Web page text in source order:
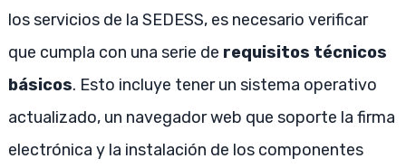
los servicios de la SEDESS, es necesario verificar
que cumpla con una serie de requisitos técnicos
básicos. Esto incluye tener un sistema operativo
actualizado, un navegador web que soporte la firma
electrónica y la instalación de los componentes